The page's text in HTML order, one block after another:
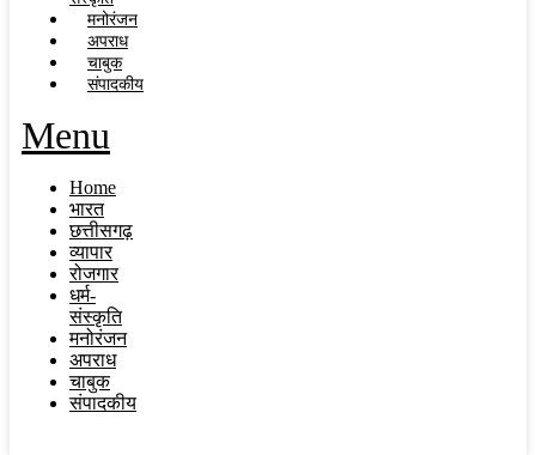
मनोरंजन
अपराध
चाबुक
संपादकीय
Menu
Home
भारत
छत्तीसगढ़
व्यापार
रोजगार
धर्म-
संस्कृति
मनोरंजन
अपराध
चाबुक
संपादकीय